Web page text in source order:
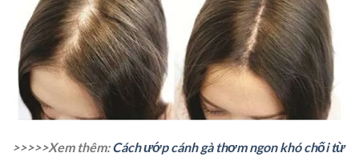
>>>>>Xem thêm:Cách ướp cánh gà thơm ngon khó chối từ